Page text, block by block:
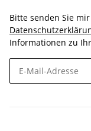
Bitte senden Sie
Informationen zu